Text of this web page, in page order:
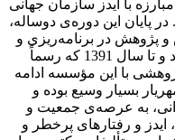
با ایدز سازمان جهانی
پایان این دوره‌ی دو‌ساله،
در برنامه‌ریزی و
توسعه» در تهران به هم‌کاری دعوت شد و تا سال 1391 که رسماً
با این مؤسسه ادامه
بسیار وسیع بوده و
به عرصه‌ی جمعیت و
ایدز و رفتار‌های پرخطر و